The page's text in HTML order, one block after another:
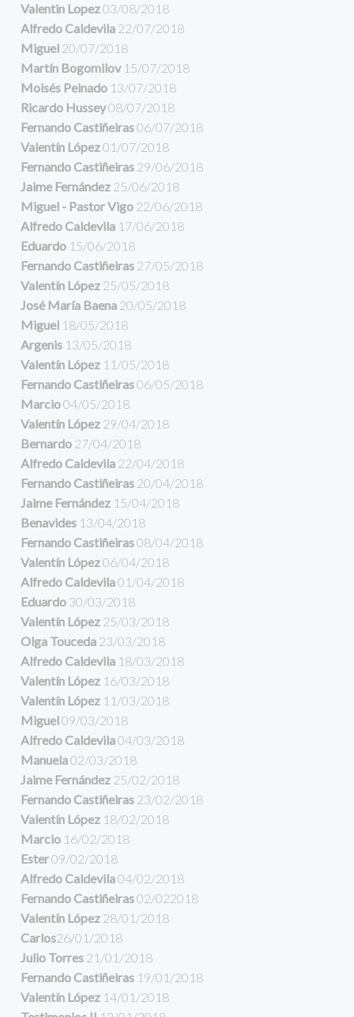
Valentin Lopez03/08/2018
Alfredo Caldevila 22/07/2018
Miguel 20/07/2018
Martín Bogomilov 15/07/2018
Moisés Peinado 13/07/2018
Ricardo Hussey08/07/2018
Fernando Castiñeiras06/07/2018
Valentín López01/07/2018
Fernando Castiñeiras 29/06/2018
Jaime Fernández 25/06/2018
Miguel - Pastor Vigo 22/06/2018
Alfredo Caldevila 17/06/2018
Eduardo 15/06/2018
Fernando Castiñeiras 27/05/2018
Valentín López 25/05/2018
José María Baena 20/05/2018
Miguel 18/05/2018
Argenis 13/05/2018
Valentín López 11/05/2018
Fernando Castiñeiras06/05/2018
Marcio04/05/2018
Valentín López 29/04/2018
Bernardo 27/04/2018
Alfredo Caldevila 22/04/2018
Fernando Castiñeiras 20/04/2018
Jaime Fernández 15/04/2018
Benavides 13/04/2018
Fernando Castiñeiras08/04/2018
Valentín López06/04/2018
Alfredo Caldevila01/04/2018
Eduardo 30/03/2018
Valentín López 25/03/2018
Olga Touceda 23/03/2018
Alfredo Caldevila 18/03/2018
Valentín López 16/03/2018
Valentín López 11/03/2018
Miguel09/03/2018
Alfredo Caldevila04/03/2018
Manuela02/03/2018
Jaime Fernández 25/02/2018
Fernando Castiñeiras 23/02/2018
Valentín López 18/02/2018
Marcio 16/02/2018
Ester09/02/2018
Alfredo Caldevila04/02/2018
Fernando Castiñeiras02/022018
Valentín López 28/01/2018
Carlos26/01/2018
Julio Torres 21/01/2018
Fernando Castiñeiras 19/01/2018
Valentín López 14/01/2018